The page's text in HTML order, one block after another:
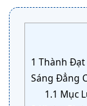
1 Thành Đạt
Sáng Đẳng
1.1 Mục